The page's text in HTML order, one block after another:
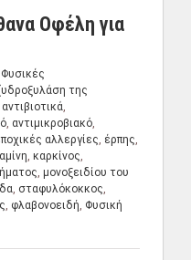
Οφέλη για
Φυσικές
της
,
, αντιμικροβιακό,
αλλεργίες, έρπης,
, καρκίνος,
, μονοξειδίου του
, σταφυλόκοκκος,
, φλαβονοειδή, Φυσική